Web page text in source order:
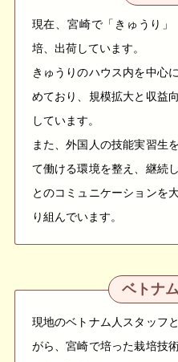
現在、宮崎で「きゅうり
培、出荷しています。
きゅうりのハウス内を中心
めており、規模拡大と収益
しています。
また、外国人の技能実習生
て働ける環境を整え、継続
とのコミュニケーションを
り組んでいます。
ベトナ
現地のベトナム人スタッフ
がら、宮崎で培った栽培技